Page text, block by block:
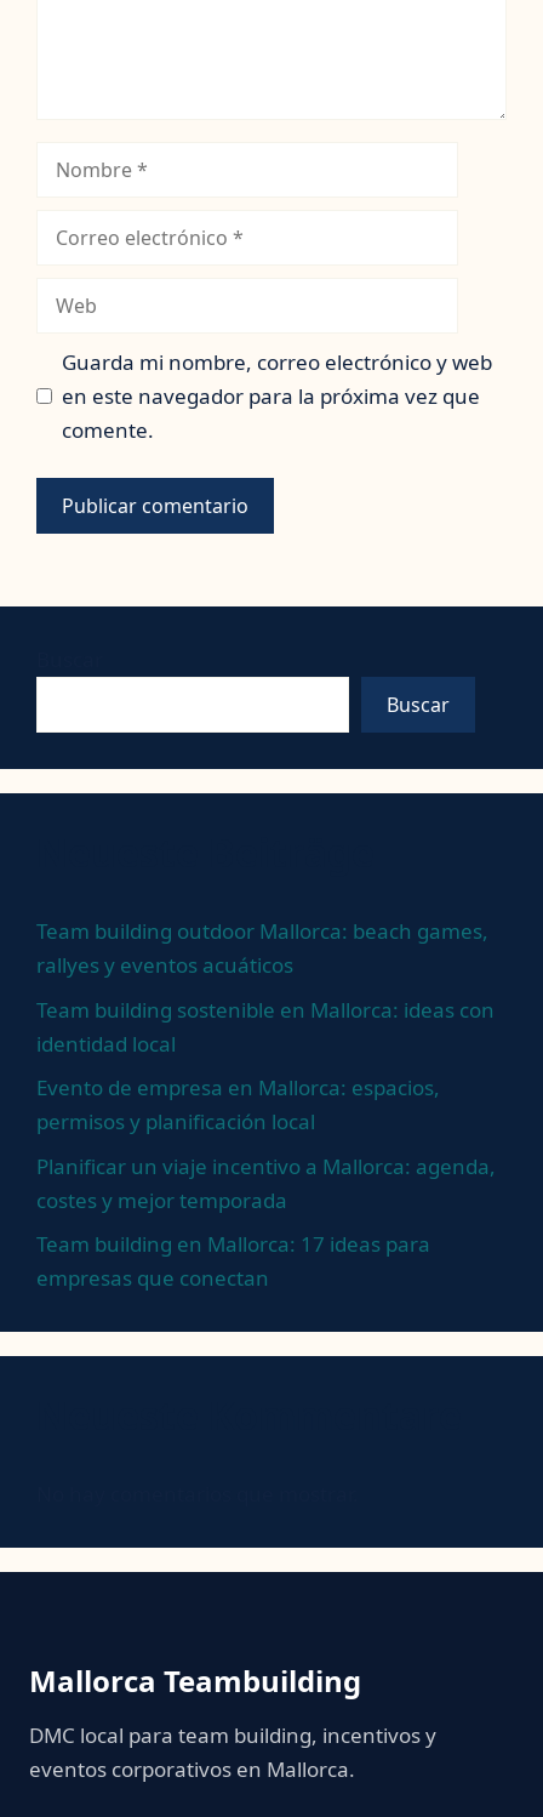
Nombre
Correo
Web
Guarda mi nombre, correo electrónico y web
en este navegador para la próxima vez que
comente.
Buscar
Team building outdoor Mallorca: beach games,
rallyes y eventos acuáticos
Team building sostenible en Mallorca: ideas con
identidad local
Evento de empresa en Mallorca: espacios,
permisos y planificación local
Planificar un viaje incentivo a Mallorca: agenda,
costes y mejor temporada
Team building en Mallorca: 17 ideas para
empresas que conectan
Mallorca Teambuilding
DMC local para team building, incentivos y
eventos corporativos en Mallorca.